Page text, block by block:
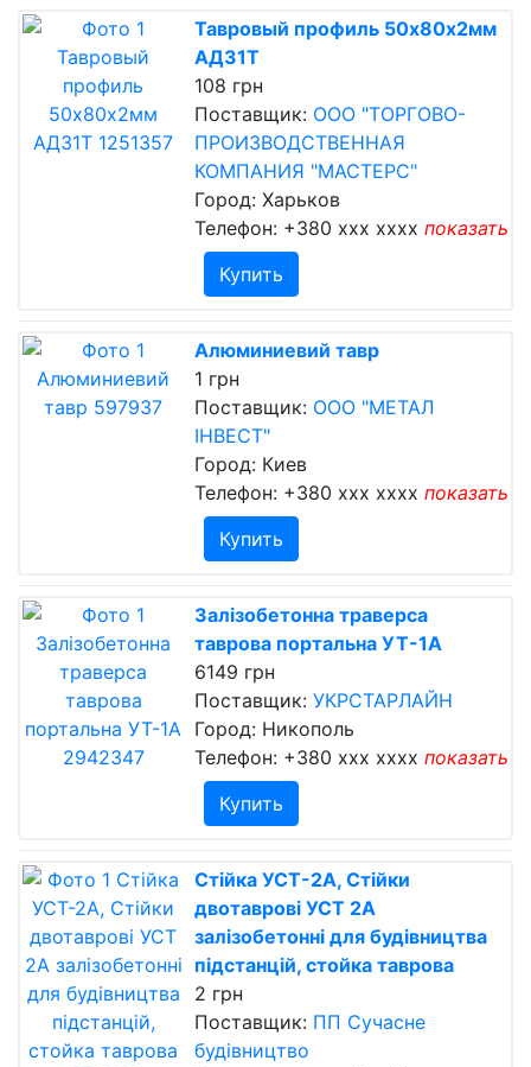
Тавровый профиль 50х80х2мм
АД31Т
108 грн
Поставщик: ООО "ТОРГОВО-
ПРОИЗВОДСТВЕННАЯ
КОМПАНИЯ "МАСТЕРС"
Город: Харьков
Телефон: +380 xxx xxxx показать
Купить
Алюминиевий тавр
1 грн
Поставщик: ООО "МЕТАЛ
ІНВЕСТ"
Город: Киев
Телефон: +380 xxx xxxx показать
Купить
Залізобетонна траверса
таврова портальна УТ-1А
6149 грн
Поставщик: УКРСТАРЛАЙН
Город: Никополь
Телефон: +380 xxx xxxx показать
Купить
Стійка УСТ-2А, Стійки
двотаврові УСТ 2А
залізобетонні для будівництва
підстанцій, стойка таврова
2 грн
Поставщик: ПП Сучасне
будівництво